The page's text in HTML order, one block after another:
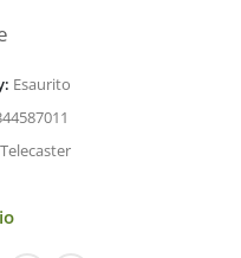
Esaurito
Telecaster